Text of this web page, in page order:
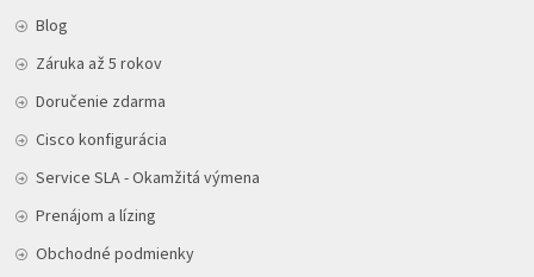
Blog
Záruka až 5 rokov
Doručenie zdarma
Cisco konfigurácia
Service SLA - Okamžitá výmena
Prenájom a lízing
Obchodné podmienky